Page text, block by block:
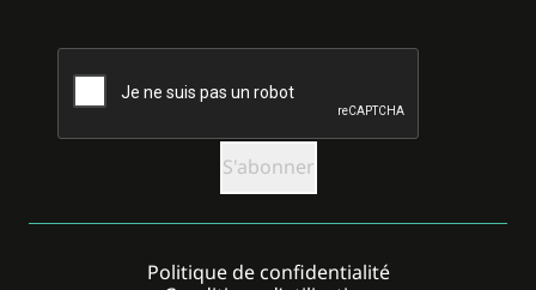
CAPTCHA
Politique de confidentialité